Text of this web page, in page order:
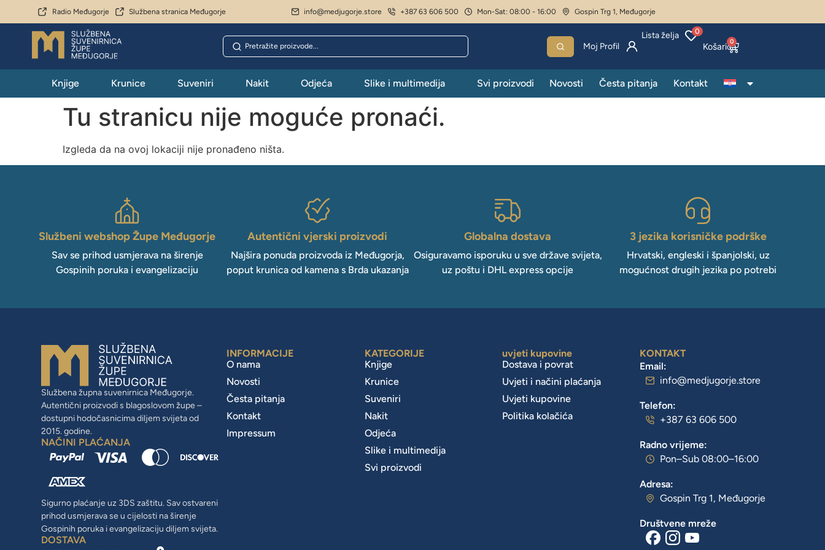
Radio Međugorje Službena stranica Međugorje info@medjugorje.store +387 63 606 500 Mon-Sat: 08:00 - 16:00 Gospin Trg 1, Međugorje
Lista želja 0
Moj Profil 0
Knjige Krunice Suveniri Nakit Odjeća Slike i multimedija Svi proizvodi Novosti Česta pitanja Kontakt
Tu stranicu nije moguće pronaći.
Izgleda da na ovoj lokaciji nije pronađeno ništa.
Službeni webshop Župe Međugorje
Sav se prihod usmjerava na širenje
Gospinih poruka i evangelizaciju
Autentični vjerski proizvodi
Najšira ponuda proizvoda iz Međugorja,
poput krunica od kamena s Brda ukazanja
Globalna dostava
Osiguravamo isporuku u sve države svijeta,
uz poštu i DHL express opcije
3 jezika korisničke podrške
Hrvatski, engleski i španjolski, uz
mogućnost drugih jezika po potrebi
Službena župna suvenirnica Međugorje.
Autentični proizvodi s blagoslovom župe –
dostupni hodočasnicima diljem svijeta od
2015. godine.
NAČINI PLAĆANJA
Sigurno plaćanje uz 3DS zaštitu. Sav ostvareni
prihod usmjerava se u cijelosti na širenje
Gospinih poruka i evangelizaciju diljem svijeta.
DOSTAVA
INFORMACIJE
O nama
Novosti
Česta pitanja
Kontakt
Impressum
KATEGORIJE
Knjige
Krunice
Suveniri
Nakit
Odjeća
Slike i multimedija
Svi proizvodi
uvjeti kupovine
Dostava i povrat
Uvjeti i načini plaćanja
Uvjeti kupovine
Politika kolačića
KONTAKT
Email:
info@medjugorje.store
Telefon:
+387 63 606 500
Radno vrijeme:
Pon–Sub 08:00–16:00
Adresa:
Gospin Trg 1, Međugorje
Društvene mreže